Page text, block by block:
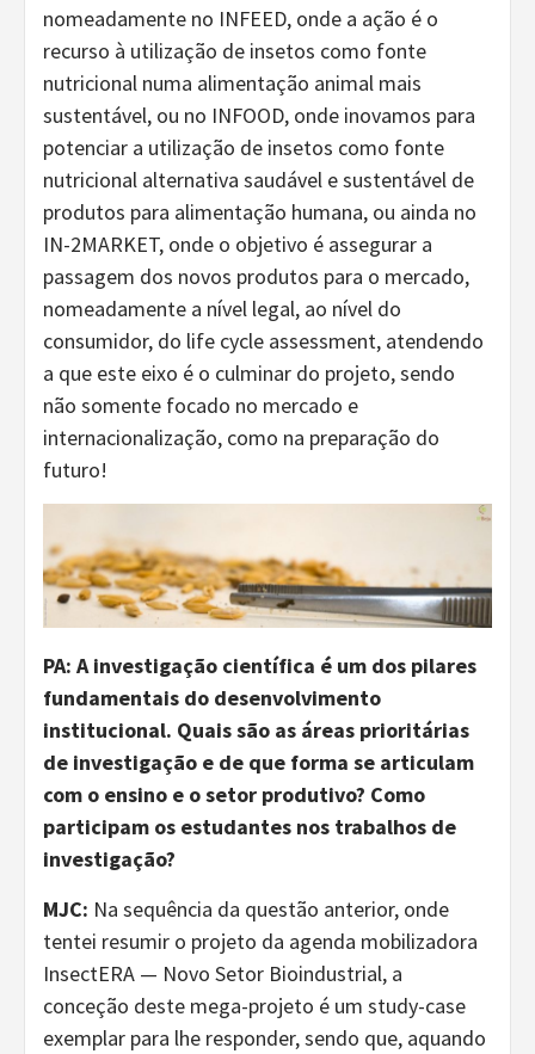
nomeadamente no INFEED, onde a ação é o
recurso à utilização de insetos como fonte
nutricional numa alimentação animal mais
sustentável, ou no INFOOD, onde inovamos para
potenciar a utilização de insetos como fonte
nutricional alternativa saudável e sustentável de
produtos para alimentação humana, ou ainda no
IN-2MARKET, onde o objetivo é assegurar a
passagem dos novos produtos para o mercado,
nomeadamente a nível legal, ao nível do
consumidor, do life cycle assessment, atendendo
a que este eixo é o culminar do projeto, sendo
não somente focado no mercado e
internacionalização, como na preparação do
futuro!
PA: A investigação científica é um dos pilares
fundamentais do desenvolvimento
institucional. Quais são as áreas prioritárias
de investigação e de que forma se articulam
com o ensino e o setor produtivo? Como
participam os estudantes nos trabalhos de
investigação?
MJC: Na sequência da questão anterior, onde
tentei resumir o projeto da agenda mobilizadora
InsectERA — Novo Setor Bioindustrial, a
conceção deste mega-projeto é um study-case
exemplar para lhe responder, sendo que, aquando